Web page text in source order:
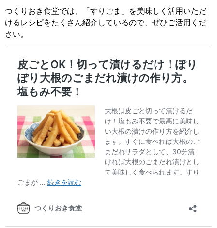
つくりおき食堂では、「すりごま」を美味しく活用いただ
けるレシピをたくさん紹介しているので、ぜひご活用くだ
さい。